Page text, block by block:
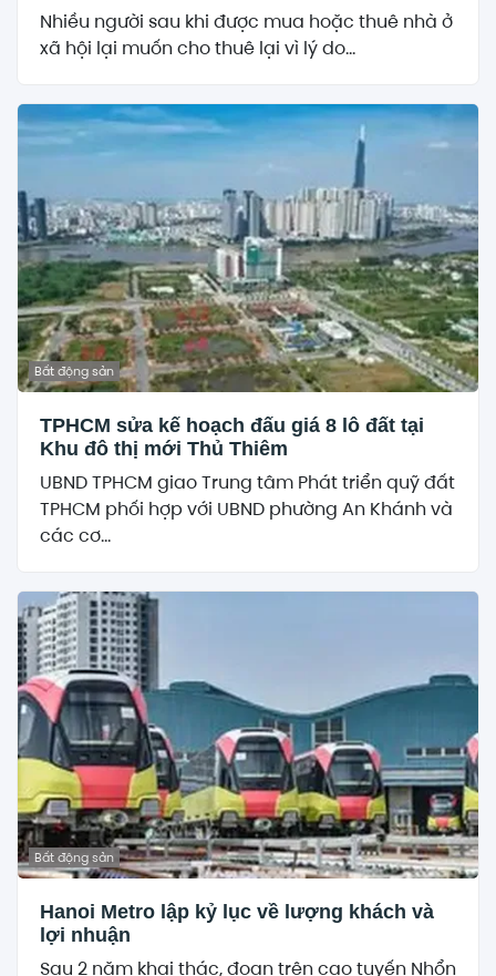
Nhiều người sau khi được mua hoặc thuê nhà ở
xã hội lại muốn cho thuê lại vì lý do...
Bất động sản
TPHCM sửa kế hoạch đấu giá 8 lô đất tại
Khu đô thị mới Thủ Thiêm
UBND TPHCM giao Trung tâm Phát triển quỹ đất
TPHCM phối hợp với UBND phường An Khánh và
các cơ...
Bất động sản
Hanoi Metro lập kỷ lục về lượng khách và
lợi nhuận
Sau 2 năm khai thác, đoạn trên cao tuyến Nhổn